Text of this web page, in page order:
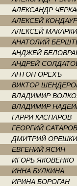
АЛЕКСАНДР
АЛЕКСЕЙ
АЛЕКСЕЙ
АНАТОЛИЙ
АНДЖЕЙ
АНДРЕЙ
АНТОН ОРЕХЪ
ВИКТОР
ВЛАДИМИР
ВЛАДИМИР
ГАРРИ КАСПАРОВ
ГЕОРГИЙ САТАРОВ
ДМИТРИЙ
ЕВГЕНИЙ ЯСИН
ИГОРЬ ЯКОВЕНКО
ИННА БУЛКИНА
ИРИНА БОРОГАН